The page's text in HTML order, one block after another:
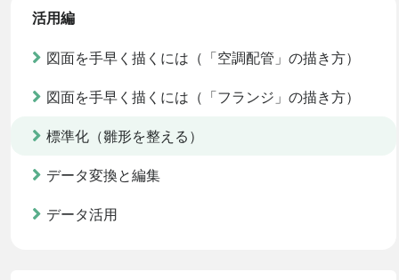
活用編
図面を手早く描くには（「空調配管」の描き方）
図面を手早く描くには（「フランジ」の描き方）
標準化（雛形を整える）
データ変換と編集
データ活用